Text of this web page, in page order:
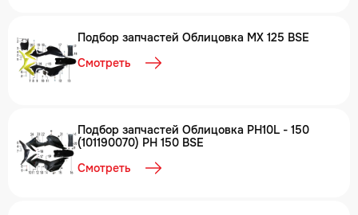
Подбор запчастей Облицовка MX 125 BSE
Смотреть
Подбор запчастей Облицовка PH10L - 150
(101190070) PH 150 BSE
Смотреть